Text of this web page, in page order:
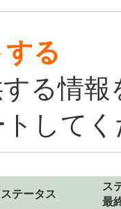
る
る情
して
ステータス
ス
最